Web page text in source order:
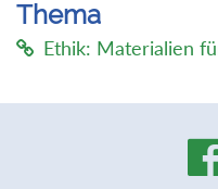
Thema
Ethik: Materialien